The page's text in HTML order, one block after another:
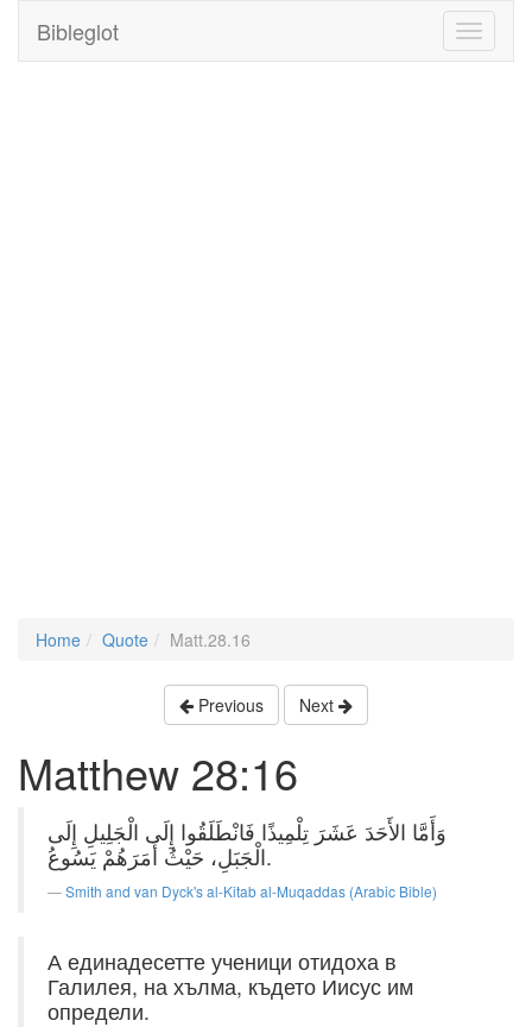
Toggle
Bibleglot
Home Quote Matt.28.16
Previous Next
Matthew 28:16
وَأَمَّا الأَحَدَ عَشَرَ تِلْمِيذًا فَانْطَلَقُوا إِلَى الْجَلِيلِ إِلَى
الْجَبَلِ، حَيْثُ أَمَرَهُمْ يَسُوعُ.
Smith and van Dyck's al-Kitab al-Muqaddas (Arabic Bible)
А единадесетте ученици отидоха в
Галилея, на хълма, където Иисус им
определи.